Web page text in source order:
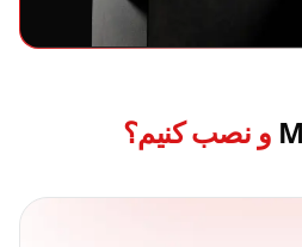
و نصب کنیم؟